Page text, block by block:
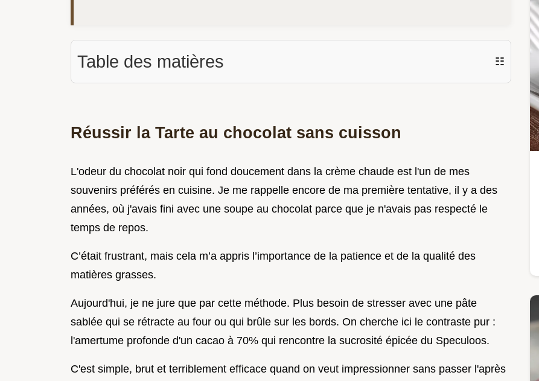
Table des matières ☷
Réussir la Tarte au chocolat sans cuisson
L'odeur du chocolat noir qui fond doucement dans la crème chaude est l'un de mes
souvenirs préférés en cuisine. Je me rappelle encore de ma première tentative, il y a des
années, où j'avais fini avec une soupe au chocolat parce que je n'avais pas respecté le
temps de repos.
C’était frustrant, mais cela m’a appris l’importance de la patience et de la qualité des
matières grasses.
Aujourd'hui, je ne jure que par cette méthode. Plus besoin de stresser avec une pâte
sablée qui se rétracte au four ou qui brûle sur les bords. On cherche ici le contraste pur :
l'amertume profonde d'un cacao à 70% qui rencontre la sucrosité épicée du Speculoos.
C'est simple, brut et terriblement efficace quand on veut impressionner sans passer l'après